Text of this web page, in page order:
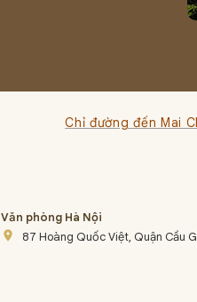
Chỉ đường đến Mai
Văn phòng Hà Nội
place 87 Hoàng Quốc Việt, Quận Cầu